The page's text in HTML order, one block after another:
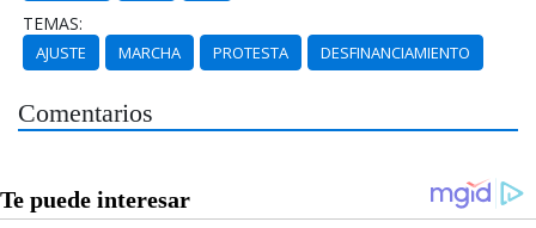
TEMAS:
AJUSTE MARCHA PROTESTA DESFINANCIAMIENTO
Comentarios